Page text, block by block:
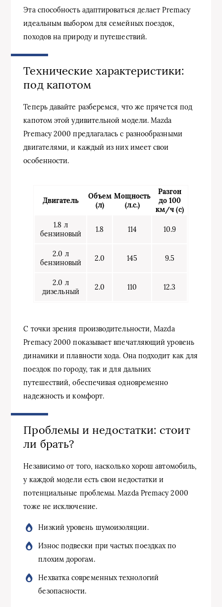
Эта способность адаптироваться делает Premacy
идеальным выбором для семейных поездок,
походов на природу и путешествий.
Технические характеристики:
под капотом
Теперь давайте разберемся, что же прячется под
капотом этой удивительной модели. Mazda
Premacy 2000 предлагалась с разнообразными
двигателями, и каждый из них имеет свои
особенности.
Двигатель
Объем
(л)
Мощность
(л.с.)
Разгон
до 100
км/ч (с)
1.8 л
бензиновый
1.8 114 10.9
2.0 л
бензиновый
2.0 145 9.5
2.0 л
дизельный
2.0 110 12.3
С точки зрения производительности, Mazda
Premacy 2000 показывает впечатляющий уровень
динамики и плавности хода. Она подходит как для
поездок по городу, так и для дальних
путешествий, обеспечивая одновременно
надежность и комфорт.
Проблемы и недостатки: стоит
ли брать?
Независимо от того, насколько хорош автомобиль,
у каждой модели есть свои недостатки и
потенциальные проблемы. Mazda Premacy 2000
тоже не исключение.
Низкий уровень шумоизоляции.
Износ подвески при частых поездках по
плохим дорогам.
Нехватка современных технологий
безопасности.